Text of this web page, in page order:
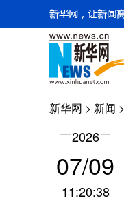
新华网 > 新闻
2026
07/09
11:20:38